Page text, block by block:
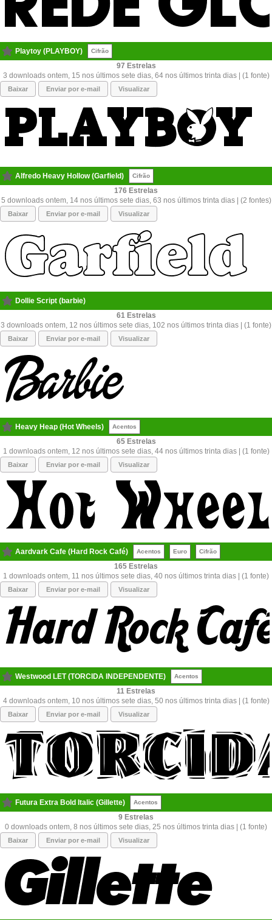
Playtoy (PLAYBOY) Cifrão
97
3 downloads ontem, 15 nos últimos sete dias, 64 nos últimos trinta dias | (1 fonte)
Baixar Enviar por e-mail Visualizar
Alfredo Heavy Hollow (Garfield) Cifrão
176
5 downloads ontem, 14 nos últimos sete dias, 63 nos últimos trinta dias | (2 fontes)
Baixar Enviar por e-mail Visualizar
Dollie Script (barbie)
61
3 downloads ontem, 12 nos últimos sete dias, 102 nos últimos trinta dias | (1 fonte)
Baixar Enviar por e-mail Visualizar
Heavy Heap (Hot Wheels) Acentos
65
1 downloads ontem, 12 nos últimos sete dias, 44 nos últimos trinta dias | (1 fonte)
Baixar Enviar por e-mail Visualizar
Aardvark Cafe (Hard Rock Café) Acentos Euro Cifrão
165
1 downloads ontem, 11 nos últimos sete dias, 40 nos últimos trinta dias | (1 fonte)
Baixar Enviar por e-mail Visualizar
Westwood LET (TORCIDA INDEPENDENTE) Acentos
11
4 downloads ontem, 10 nos últimos sete dias, 50 nos últimos trinta dias | (1 fonte)
Baixar Enviar por e-mail Visualizar
Futura Extra Bold Italic (Gillette) Acentos
9
0 downloads ontem, 8 nos últimos sete dias, 25 nos últimos trinta dias | (1 fonte)
Baixar Enviar por e-mail Visualizar